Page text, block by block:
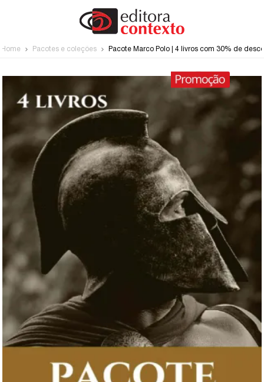
Home Pacotes e coleções Pacote Marco Polo | 4 livros com 30% de